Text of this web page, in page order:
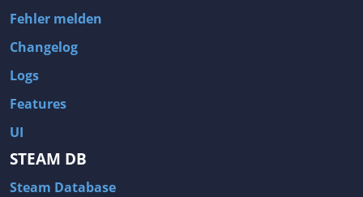
Fehler melden
Changelog
Logs
Features
UI
STEAM DB
Steam Database